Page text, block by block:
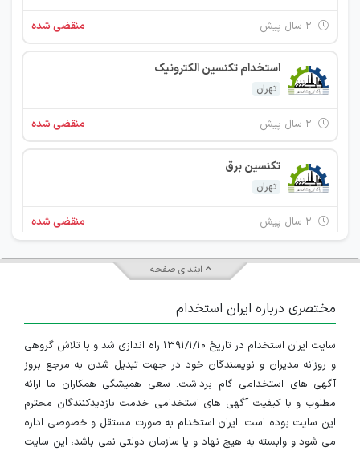
منقضی شده
استخدام تکنسین الکترونیک
تهران
منقضی شده
تکنسین برق
تهران
منقضی شده
کارشناس شیمی
۲ سال پیش منقضی شده
ابتدای صفحه
مختصری درباره ایران استخدام
سایت ایران استخدام در تاریخ ۱۳۹۱/۱/۱۰ راه اندازی شد و با تلاش گروهی
و روزانه مدیران و نویسندگان خود در جهت تبدیل شدن به مرجع بروز
آگهی های استخدامی گام برداشت. سعی همیشگی همکاران ما ارائه
مطلوب و با کیفیت آگهی های استخدامی خدمت بازدیدکنندگان محترم
این سایت بوده است. ایران استخدام به صورت مستقل و خصوصی اداره
می شود و وابسته به هیچ نهاد و یا سازمان دولتی نمی باشد، این سایت